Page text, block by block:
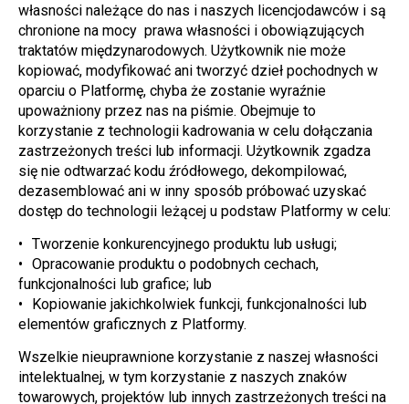
własności należące do nas i naszych licencjodawców i są
chronione na mocy  prawa własności i obowiązujących
traktatów międzynarodowych. Użytkownik nie może
kopiować, modyfikować ani tworzyć dzieł pochodnych w
oparciu o Platformę, chyba że zostanie wyraźnie
upoważniony przez nas na piśmie. Obejmuje to
korzystanie z technologii kadrowania w celu dołączania
zastrzeżonych treści lub informacji. Użytkownik zgadza
się nie odtwarzać kodu źródłowego, dekompilować,
dezasemblować ani w inny sposób próbować uzyskać
dostęp do technologii leżącej u podstaw Platformy w celu:
Tworzenie konkurencyjnego produktu lub usługi;
Opracowanie produktu o podobnych cechach,
funkcjonalności lub grafice; lub
Kopiowanie jakichkolwiek funkcji, funkcjonalności lub
elementów graficznych z Platformy.
Wszelkie nieuprawnione korzystanie z naszej własności
intelektualnej, w tym korzystanie z naszych znaków
towarowych, projektów lub innych zastrzeżonych treści na